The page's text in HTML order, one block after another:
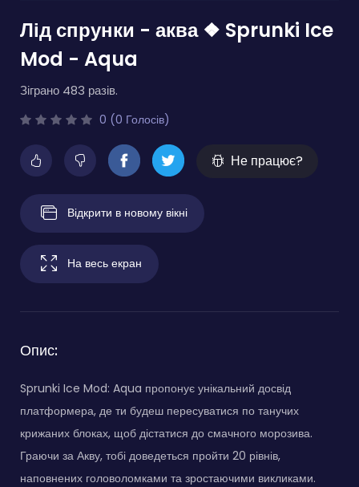
Лід спрунки - аква ❖ Sprunki Ice
Mod - Aqua
Зіграно 483 разів.
0 (0 Голосів)
Не працює?
Відкрити в новому вікні
На весь екран
Опис:
Sprunki Ice Mod: Aqua пропонує унікальний досвід
платформера, де ти будеш пересуватися по танучих
крижаних блоках, щоб дістатися до смачного морозива.
Граючи за Акву, тобі доведеться пройти 20 рівнів,
наповнених головоломками та зростаючими викликами.